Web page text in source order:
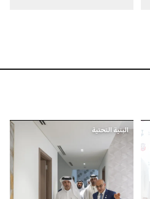
البنية التحتية